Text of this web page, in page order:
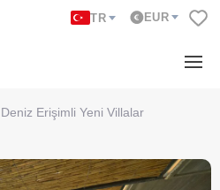
TR EUR
Erişimli Yeni Villalar